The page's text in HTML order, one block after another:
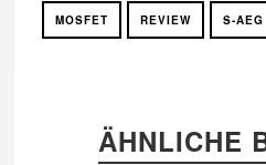
MOSFET REVIEW S-AEG
ÄHNLICHE